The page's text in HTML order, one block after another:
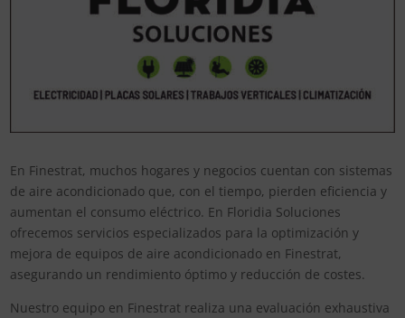
En Finestrat, muchos hogares y negocios cuentan con sistemas
de aire acondicionado que, con el tiempo, pierden eficiencia y
aumentan el consumo eléctrico. En Floridia Soluciones
ofrecemos servicios especializados para la optimización y
mejora de equipos de aire acondicionado en Finestrat,
asegurando un rendimiento óptimo y reducción de costes.
Nuestro equipo en Finestrat realiza una evaluación exhaustiva